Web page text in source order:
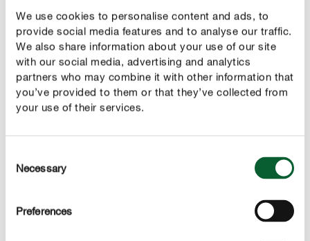
We use cookies to personalise content and ads, to
provide social media features and to analyse our traffic.
We also share information about your use of our site
with our social media, advertising and analytics
partners who may combine it with other information that
you’ve provided to them or that they’ve collected from
your use of their services.
Selection
Necessary
Preferences
Semer des radis – 5 conseils
pouvoir profiter d’une belle récolte :